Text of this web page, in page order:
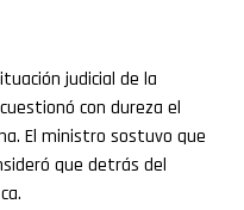
judicial de la
con dureza el
El ministro sostuvo que
que detrás del